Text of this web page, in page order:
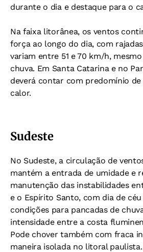
durante o dia e destaque para o
Na faixa litorânea, os ventos
força ao longo do dia, com
variam entre 51 e 70 km/h,
chuva. Em Santa Catarina e no
deverá contar com predomínio
calor.
Sudeste
No Sudeste, a circulação de
mantém a entrada de umidade e
manutenção das instabilidades
e o Espírito Santo, com dia de
condições para pancadas de
intensidade entre a costa
Pode chover também com fraca
maneira isolada no litoral paulista.